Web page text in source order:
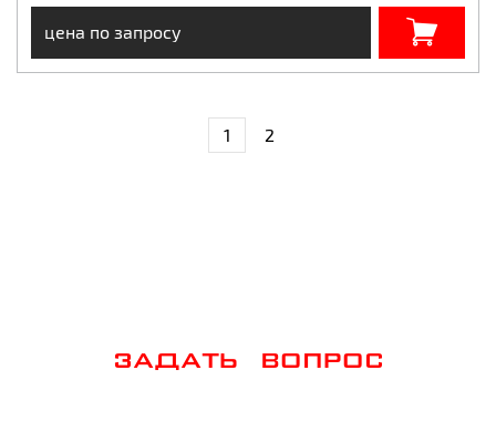
цена по запросу
1 2
ЗАДАТЬ ВОПРОС